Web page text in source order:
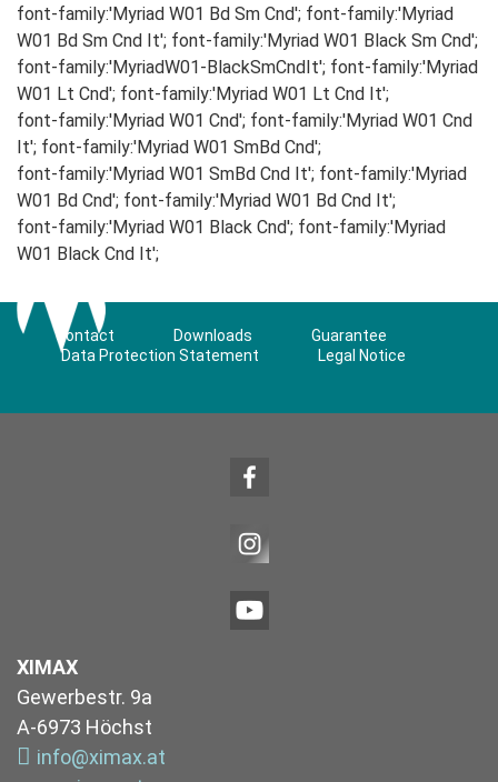
font-family:'Myriad W01 Bd Sm Cnd'; font-family:'Myriad
W01 Bd Sm Cnd It'; font-family:'Myriad W01 Black Sm Cnd';
font-family:'MyriadW01-BlackSmCndIt'; font-family:'Myriad
W01 Lt Cnd'; font-family:'Myriad W01 Lt Cnd It';
font-family:'Myriad W01 Cnd'; font-family:'Myriad W01 Cnd
It'; font-family:'Myriad W01 SmBd Cnd';
font-family:'Myriad W01 SmBd Cnd It'; font-family:'Myriad
W01 Bd Cnd'; font-family:'Myriad W01 Bd Cnd It';
font-family:'Myriad W01 Black Cnd'; font-family:'Myriad
W01 Black Cnd It';
Contact Downloads
Guarantee
Data Protection Statement
Legal Notice
XIMAX
Gewerbestr. 9a
A-6973 Höchst
info@ximax.at